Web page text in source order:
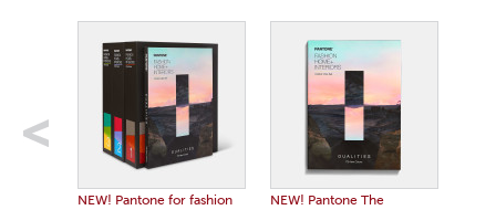
NEW! Pantone for fashion
NEW! Pantone The